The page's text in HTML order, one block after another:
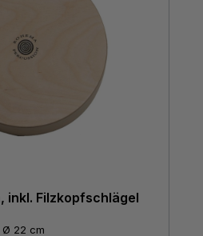
inkl. Filzkopfschlägel
Ø 22 cm